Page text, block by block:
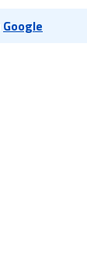
Google